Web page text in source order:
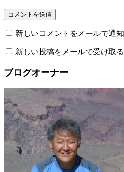
新しいコメントをメールで通知
新しい投稿をメールで受け取る
ブログオーナー